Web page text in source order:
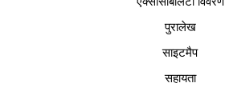
पुरालेख
साइटमैप
सहायता